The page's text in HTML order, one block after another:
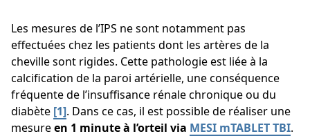
Les mesures de l’IPS ne sont notamment pas
effectuées chez les patients dont les artères de la
cheville sont rigides. Cette pathologie est liée à la
calcification de la paroi artérielle, une conséquence
fréquente de l’insuffisance rénale chronique ou du
diabète [1]. Dans ce cas, il est possible de réaliser une
mesureen 1 minute à l’orteil via MESI mTABLET TBI.